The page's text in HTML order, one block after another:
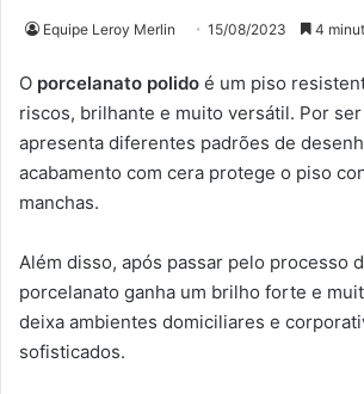
Equipe Leroy Merlin 15/08/2023 4
O porcelanato polido é um piso
riscos, brilhante e muito versátil. Por
apresenta diferentes padrões de
acabamento com cera protege o piso
manchas.
Além disso, após passar pelo processo
porcelanato ganha um brilho forte e
deixa ambientes domiciliares e
sofisticados.